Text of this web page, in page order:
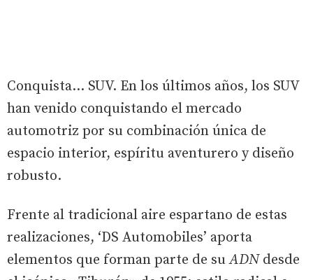
Conquista… SUV. En los últimos años, los SUV
han venido conquistando el mercado
automotriz por su combinación única de
espacio interior, espíritu aventurero y diseño
robusto.
Frente al tradicional aire espartano de estas
realizaciones, ‘DS Automobiles’ aporta
elementos que forman parte de suADNdesde